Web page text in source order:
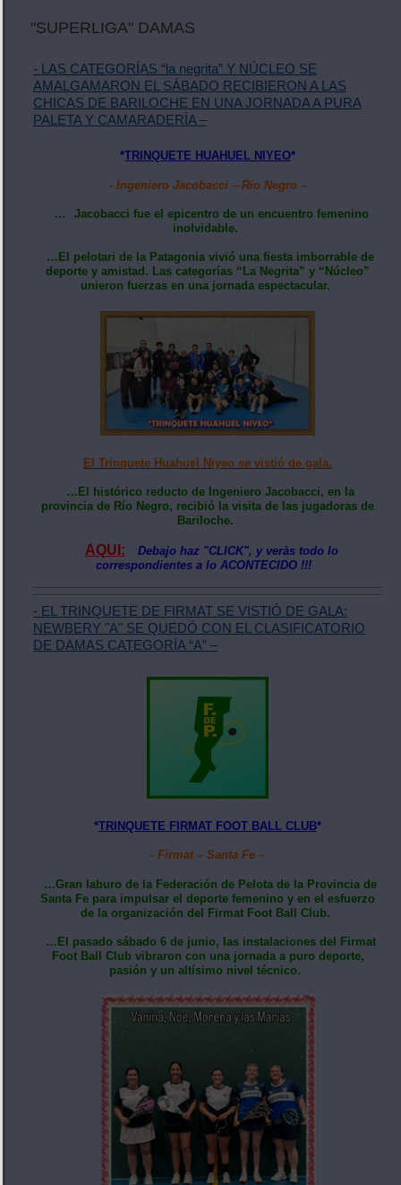
"SUPERLIGA" DAMAS
- LAS CATEGORÍAS “la negrita” Y NÚCLEO SE
AMALGAMARON EL SÁBADO RECIBIERON A LAS
CHICAS DE BARILOCHE EN UNA JORNADA A PURA
PALETA Y CAMARADERÍA –
*TRINQUETE HUAHUEL NIYEO*
- Ingeniero Jacobacci – Río Negro –
…
Jacobacci fue el epicentro de un encuentro femenino
inolvidable.
…El pelotari de la Patagonia vivió una fiesta imborrable de
deporte y amistad. Las categorías “La Negrita” y “Núcleo”
unieron fuerzas en una jornada espectacular.
El Trinquete Huahuel Niyeo se vistió de gala.
…El histórico reducto de Ingeniero Jacobacci, en la
provincia de Río Negro, recibió la visita de las jugadoras de
Bariloche.
AQUI:
Debajo haz "CLICK", y veràs todo lo
correspondientes a lo ACONTECIDO !!!
- EL TRINQUETE DE FIRMAT SE VISTIÓ DE GALA:
NEWBERY "A" SE QUEDÓ CON EL CLASIFICATORIO
DE DAMAS CATEGORÍA “A” –
*TRINQUETE FIRMAT FOOT BALL CLUB*
- Firmat – Santa Fe –
…Gran laburo de la Federación de Pelota de la Provincia de
Santa Fe para impulsar el deporte femenino y en el esfuerzo
de la organización del Firmat Foot Ball Club.
…El pasado sábado 6 de junio, las instalaciones del Firmat
Foot Ball Club vibraron con una jornada a puro deporte,
pasión y un altísimo nivel técnico.